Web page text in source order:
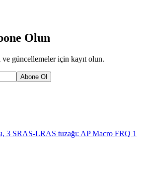
Olun
ve güncellemeler için kayıt olun.
Abone Ol
3 SRAS-LRAS tuzağı: AP Macro FRQ 1